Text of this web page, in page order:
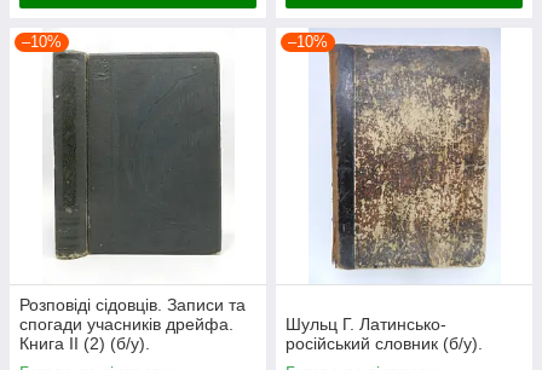
–10%
Розповіді сідовців. Записи та
спогади учасників дрейфа.
Книга II (2) (б/у).
–10%
Шульц Г. Латинсько-
російський словник (б/у).